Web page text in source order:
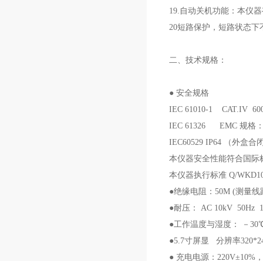
19.自动关机功能：本仪
20短路保护，短路状态
二、 技术规格：
● 安全规格
IEC 61010-1 CAT.IV
IEC 61326 EMC 规格：
IEC60529 IP64 （外盒合
本仪器安全性能符合国际
本仪器执行标准 Q/
●绝缘电阻：50M (测量线
●耐压： AC 10kV 50Hz
●工作温度与湿度： －
●5.7寸屏显 分辨率
● 充电电源：220V±10%